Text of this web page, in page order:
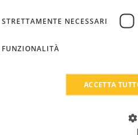
STRETTAMENTE NECESSARI
FUNZIONALITÀ
ACCETTA